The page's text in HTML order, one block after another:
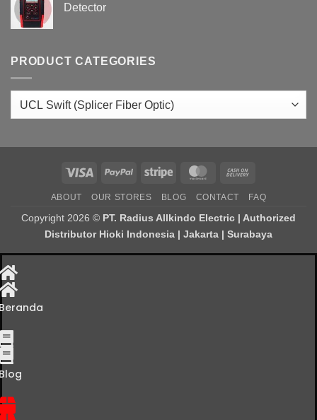
Detector
PRODUCT CATEGORIES
Visa PayPal Stripe MasterCard
Delivery
ABOUT OUR STORES BLOG CONTACT FAQ
Copyright 2026 © PT. Radius Allkindo Electric | Authorized
Distributor Hioki Indonesia | Jakarta | Surabaya